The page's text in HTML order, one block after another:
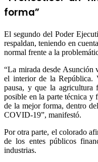
forma”
El segundo del Poder
respaldan, teniendo en
normal frente a la
“La mirada desde Asunción
el interior de la República.
pausa, y que la agricultura
posible en la parte técnica y
de la mejor forma, dentro
COVID-19”, manifestó.
Por otra parte, el colorado
de los entes públicos
industrias.